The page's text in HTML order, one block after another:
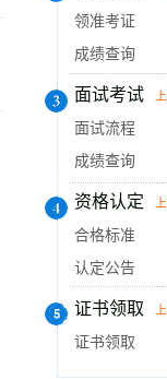
领准考证
成绩查询
面试考试
面试流程
成绩查询
资格认定
合格标准
认定公告
证书领取
证书领取